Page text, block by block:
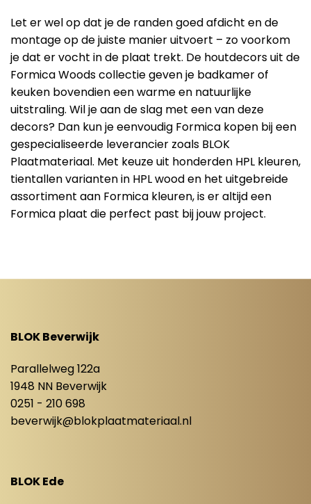
Let er wel op dat je de randen goed afdicht en de
montage op de juiste manier uitvoert – zo voorkom
je dat er vocht in de plaat trekt. De houtdecors uit de
Formica Woods collectie geven je badkamer of
keuken bovendien een warme en natuurlijke
uitstraling. Wil je aan de slag met een van deze
decors? Dan kun je eenvoudig Formica kopen bij een
gespecialiseerde leverancier zoals BLOK
Plaatmateriaal. Met keuze uit honderden HPL kleuren,
tientallen varianten in HPL wood en het uitgebreide
assortiment aan Formica kleuren, is er altijd een
Formica plaat die perfect past bij jouw project.
BLOK Beverwijk
Parallelweg 122a
1948 NN Beverwijk
0251 - 210 698
beverwijk@blokplaatmateriaal.nl
BLOK Ede